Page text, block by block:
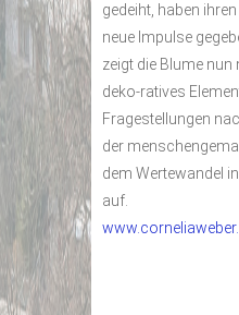
gedeiht, haben
neue Impulse
zeigt die Blume
deko-ratives
Fragestellungen
der
dem Wertewandel
auf.